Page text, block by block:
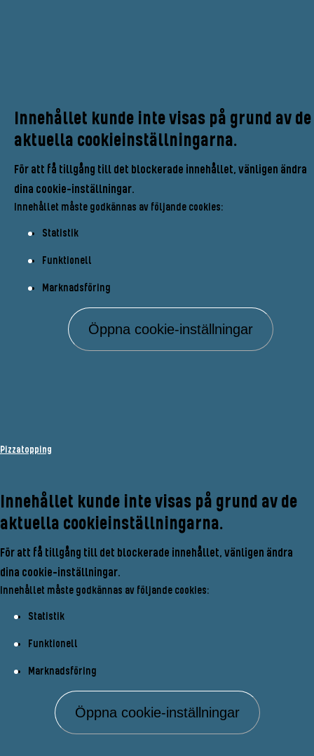
Innehållet kunde inte visas på grund av de
aktuella cookieinställningarna.
För att få tillgång till det blockerade innehållet, vänligen ändra
dina cookie-inställningar.
Innehållet måste godkännas av följande cookies:
Statistik
Funktionell
Marknadsföring
Öppna cookie-inställningar
Pizzatopping
Innehållet kunde inte visas på grund av de
aktuella cookieinställningarna.
För att få tillgång till det blockerade innehållet, vänligen ändra
dina cookie-inställningar.
Innehållet måste godkännas av följande cookies:
Statistik
Funktionell
Marknadsföring
Öppna cookie-inställningar